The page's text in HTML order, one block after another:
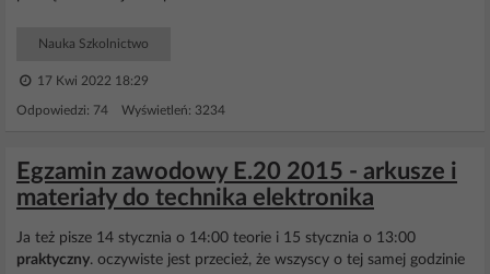
Nauka Szkolnictwo
17 Kwi 2022 18:29
Odpowiedzi: 74 Wyświetleń: 3234
Egzamin zawodowy E.20 2015 - arkusze i
materiały do technika elektronika
Ja też pisze 14 stycznia o 14:00 teorie i 15 stycznia o 13:00
praktyczny. oczywiste jest przecież, że wszyscy o tej samej godzinie